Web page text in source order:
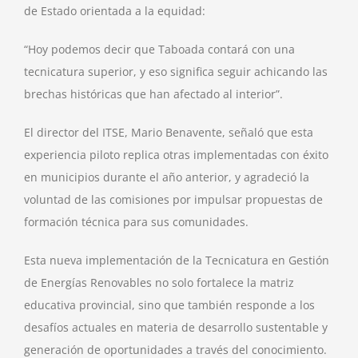
de Estado orientada a la equidad:
“Hoy podemos decir que Taboada contará con una
tecnicatura superior, y eso significa seguir achicando las
brechas históricas que han afectado al interior”.
El director del ITSE, Mario Benavente, señaló que esta
experiencia piloto replica otras implementadas con éxito
en municipios durante el año anterior, y agradeció la
voluntad de las comisiones por impulsar propuestas de
formación técnica para sus comunidades.
Esta nueva implementación de la Tecnicatura en Gestión
de Energías Renovables no solo fortalece la matriz
educativa provincial, sino que también responde a los
desafíos actuales en materia de desarrollo sustentable y
generación de oportunidades a través del conocimiento.